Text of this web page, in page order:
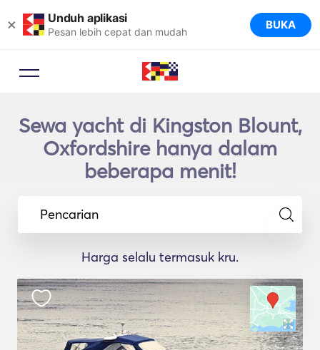
× Unduh aplikasi
Pesan lebih cepat dan mudah BUKA
Sewa yacht di Kingston Blount,
Oxfordshire hanya dalam
beberapa menit!
Pencarian
Harga selalu termasuk kru.